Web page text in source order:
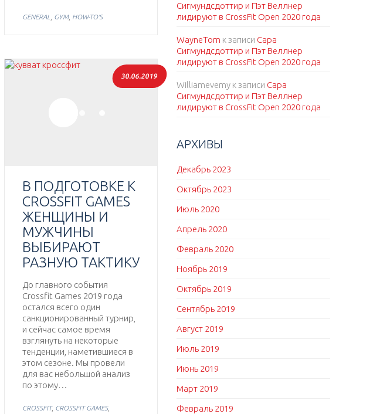
GENERAL , GYM, HOW-TO'S
В ПОДГОТОВКЕ К
CROSSFIT GAMES
ЖЕНЩИНЫ И
МУЖЧИНЫ
ВЫБИРАЮТ
РАЗНУЮ ТАКТИКУ
До главного события
Crossfit Games 2019 года
остался всего один
санкционированный турнир,
и сейчас самое время
взглянуть на некоторые
тенденции, наметившиеся в
этом сезоне. Мы провели
для вас небольшой анализ
по этому…
30.06.2019
CROSSFIT, CROSSFIT GAMES,
Сигмундсдоттир и Пэт Веллнер
лидируют в CrossFit Open 2020 года
WayneTom к записи Сара
Сигмундсдоттир и Пэт Веллнер
лидируют в CrossFit Open 2020 года
Williamevemyк записи Сара
Сигмундсдоттир и Пэт Веллнер
лидируют в CrossFit Open 2020 года
АРХИВЫ
Декабрь 2023
Октябрь 2023
Июль 2020
Апрель 2020
Февраль 2020
Ноябрь 2019
Октябрь 2019
Сентябрь 2019
Август 2019
Июль 2019
Июнь 2019
Март 2019
Февраль 2019